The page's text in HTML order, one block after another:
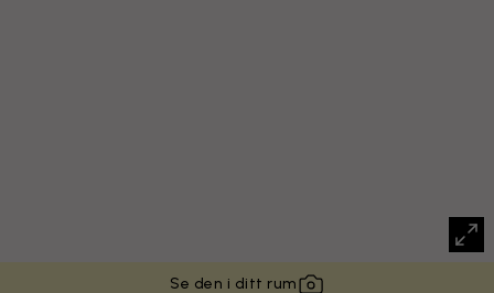
Se den i ditt rum